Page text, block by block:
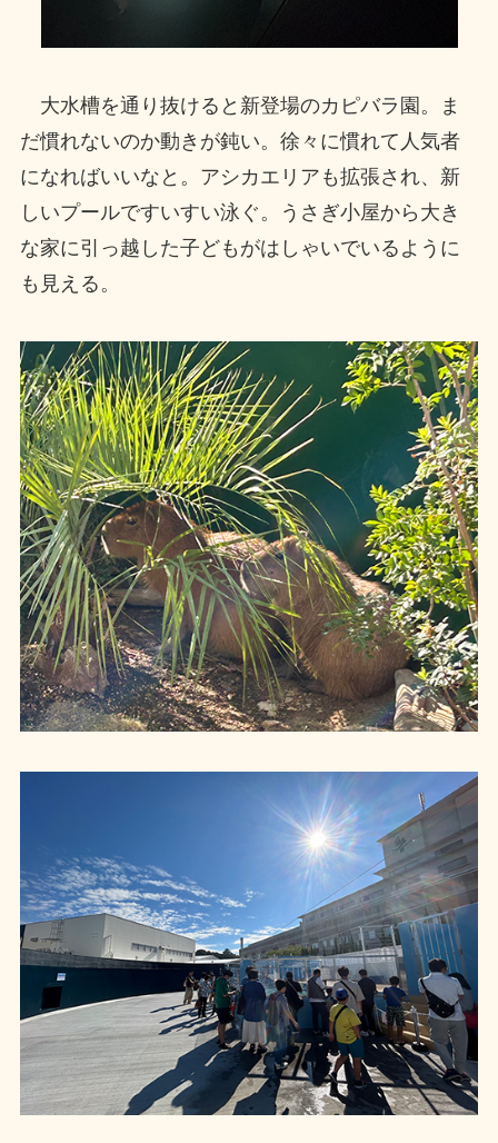
大水槽を通り抜けると新登場のカピバラ園。ま
だ慣れないのか動きが鈍い。徐々に慣れて人気者
になればいいなと。アシカエリアも拡張され、新
しいプールですいすい泳ぐ。うさぎ小屋から大き
な家に引っ越した子どもがはしゃいでいるように
も見える。